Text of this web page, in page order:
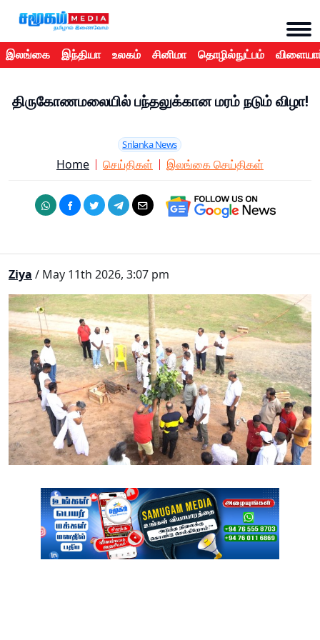
இலங்கை இந்தியா உலகம் சினிமா தொழில்நுட்பம்
திருகோணமலையில் பந்தலுக்கான மரம் நடும் விழா!
Srilanka News
Home செய்திகள் இலங்கை செய்திகள்
Ziya / May 11th 2026, 3:07 pm